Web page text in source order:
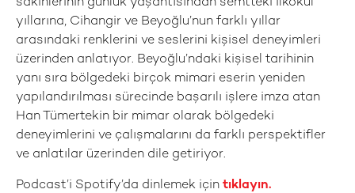
sakinlerinin günlük yaşantısından semtteki ilkokul
yıllarına, Cihangir ve Beyoğlu’nun farklı yıllar
arasındaki renklerini ve seslerini kişisel deneyimleri
üzerinden anlatıyor. Beyoğlu’ndaki kişisel tarihinin
yanı sıra bölgedeki birçok mimari eserin yeniden
yapılandırılması sürecinde başarılı işlere imza atan
Han Tümertekin bir mimar olarak bölgedeki
deneyimlerini ve çalışmalarını da farklı perspektifler
ve anlatılar üzerinden dile getiriyor.
Podcast’i Spotify’da dinlemek için tıklayın.